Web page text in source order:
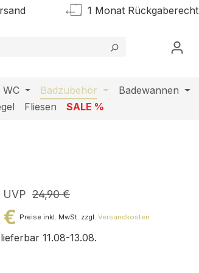
1 Monat Rückgaberecht
WC Badzubehör Badewannen
Fliesen
SALE %
UVP 24,90 €
Preise inkl. MwSt. zzgl. Versandkosten
11.08-13.08.